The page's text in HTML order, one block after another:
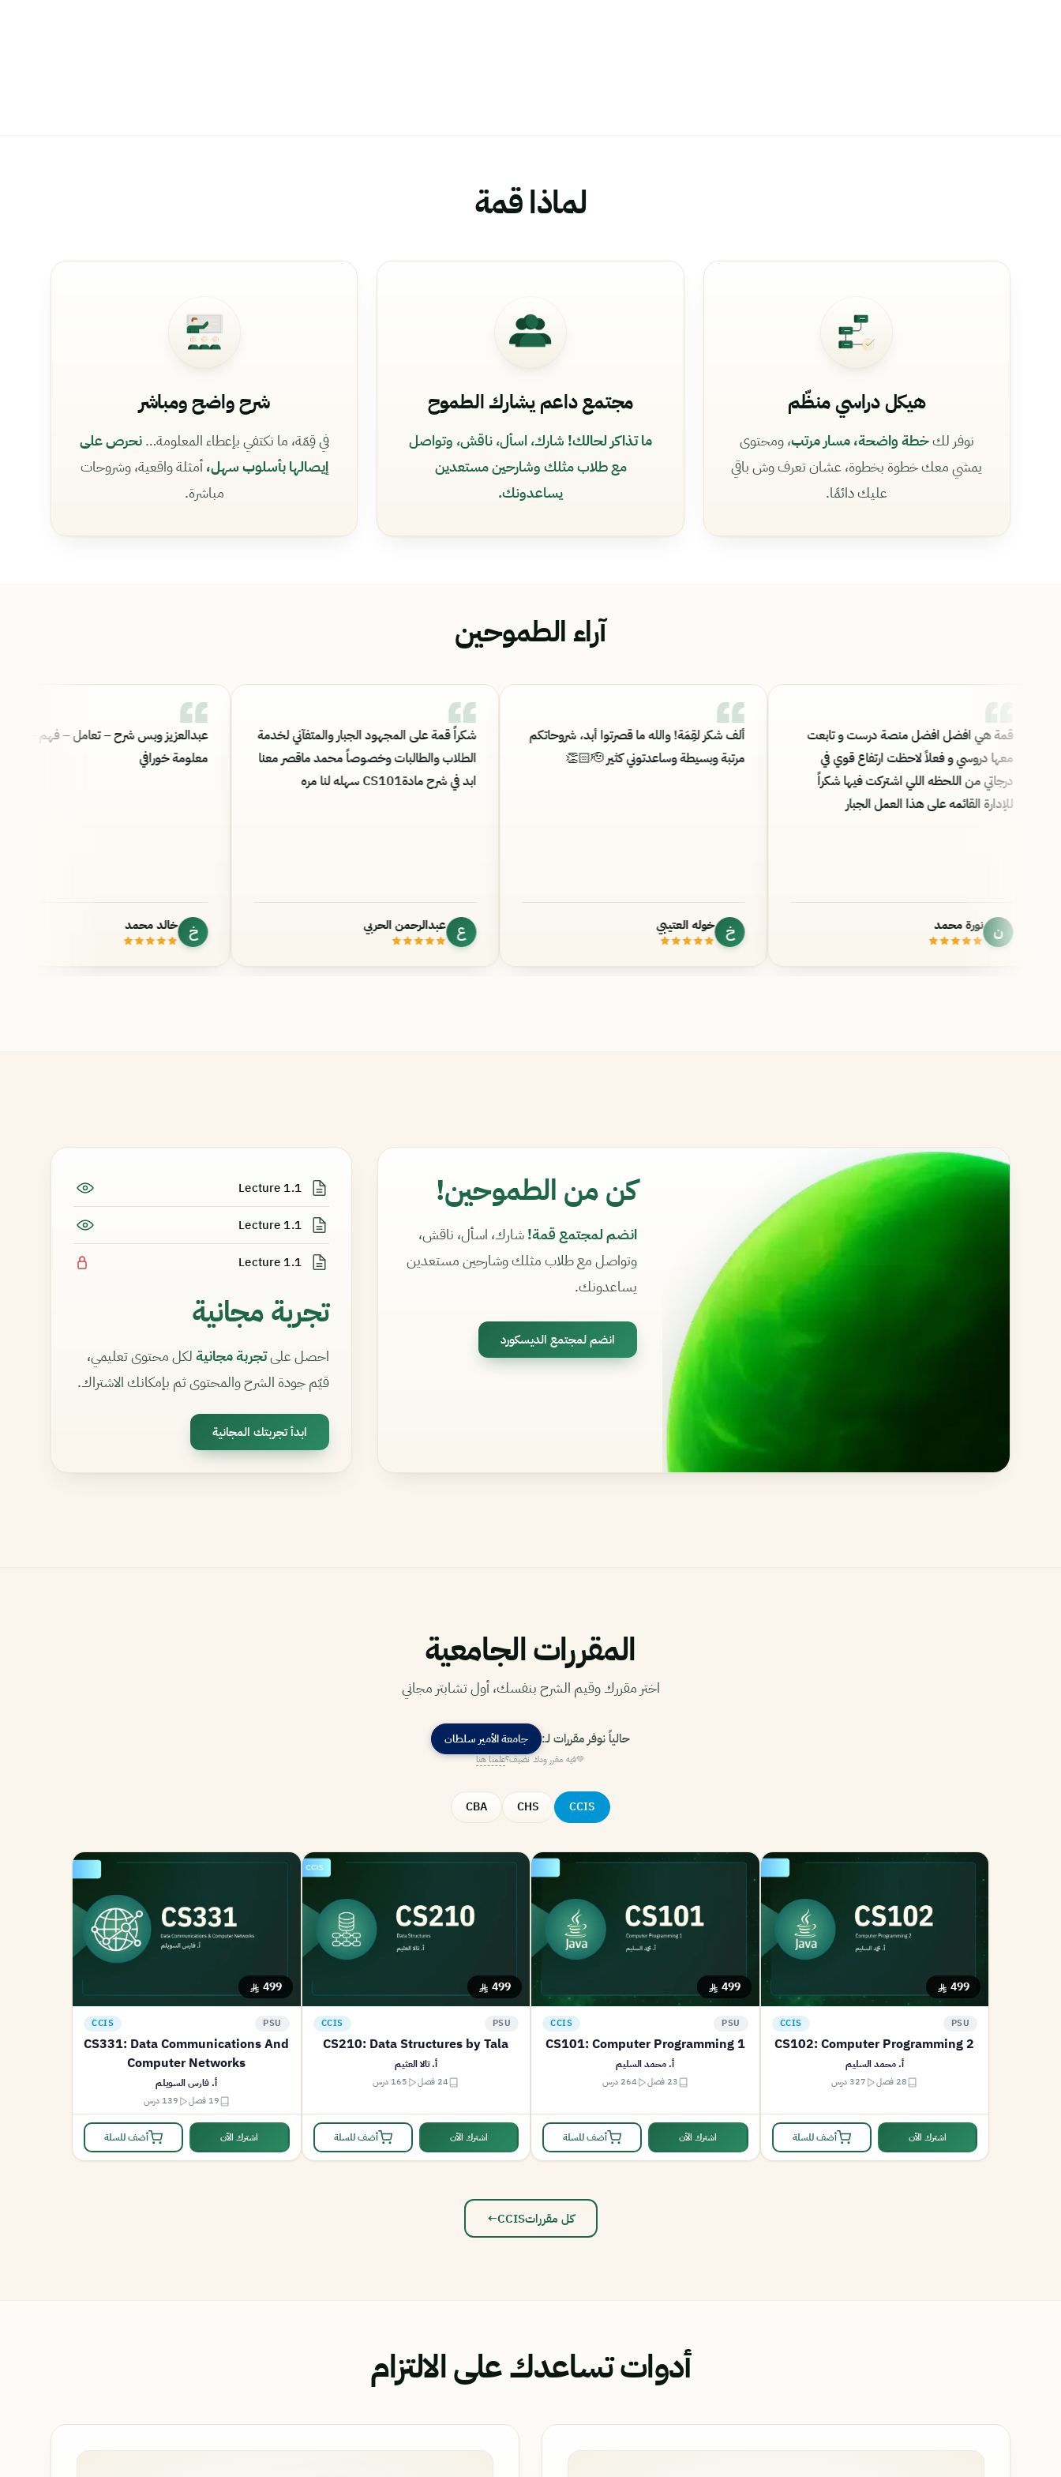
لماذا قمة
هيكل دراسي منظّم
نوفر لكخطة واضحة، مسار مرتب، ومحتوى
يمشي معك خطوة بخطوة، عشان تعرف وش باقي
عليك دائمًا.
مجتمع داعم يشارك الطموح
ما تذاكر لحالك! شارك، اسأل، ناقش، وتواصل
مع طلاب مثلك وشارحين مستعدين
يساعدونك.
شرح واضح ومباشر
في قِمّة، ما نكتفي بإعطاء المعلومة…نحرص على
إيصالها بأسلوب سهل،أمثلة واقعية، وشروحات
مباشرة.
آراء الطموحين
عبدالعزيز وبس
شكراً قمة على المجهود الجبار والمتفآني لخدمة
الطلاب والطالبات وخصوصاً محمد ماقصر معنا
ابد في شرح مادةCS101 سهله لنا مره
ألف شكر لقِمَة! والله ما قصرتوا أبد، شروحاتكم
مرتبة وبسيطة وساعدتوني كثير 🫡👏🏻
قمة هي افضل افضل منصة درست و تابعت
معها دروسي و فعلاً لاحظت ارتفاع قوي في
درجاتي من اللحظه اللي اشتركت فيها شكراً
للإدارة القائمه على هذا العمل الجبار
ياخد الماده يسجل
مبذول فيه من الأستاذ
و يسير عليه نفس ما
كن من الطموحين!
انضم لمجتمع قمة!شارك، اسأل، ناقش،
وتواصل مع طلاب مثلك وشارحين مستعدين
يساعدونك.
انضم لمجتمع الديسكورد
Lecture 1.1
Lecture 1.1
Lecture 1.1
تجربة مجانية
احصل علىتجربة مجانيةلكل محتوى تعليمي،
قيّم جودة الشرح والمحتوى ثم بإمكانك الاشتراك.
ابدأ تجربتك المجانية
المقررات الجامعية
اختر مقررك وقيم الشرح بنفسك، أول تشابتر مجاني
حالياً نوفر مقررات لـ: جامعة الأمير سلطان
💚فيه مقرر ودك نضيف؟علمنا هنا
CCIS
CHS
CBA
499
PSU
CCIS
CS102: Computer Programming 2
أ. محمد السليم
28 فصل 327 درس
اشترك الآن أضف للسلة
499
PSU
CCIS
CS101: Computer Programming 1
أ. محمد السليم
23 فصل 264 درس
اشترك الآن أضف للسلة
499
PSU
CCIS
CS210: Data Structures by Tala
أ. تالا العثيم
24 فصل 165 درس
اشترك الآن أضف للسلة
499
PSU
CCIS
CS331: Data Communications And
Computer Networks
أ. فارس السويلم
19 فصل 139 درس
اشترك الآن أضف للسلة
كل مقرراتCCIS
←
أدوات تساعدك على الالتزام